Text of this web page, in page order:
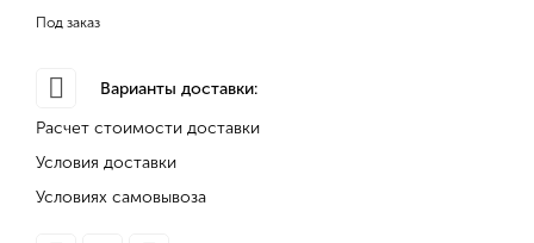
Под заказ
Варианты доставки:
Расчет стоимости доставки
Условия доставки
Условиях самовывоза